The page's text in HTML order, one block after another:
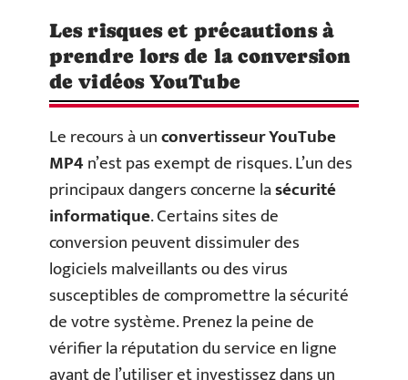
Les risques et précautions à
prendre lors de la conversion
de vidéos YouTube
Le recours à unconvertisseur YouTube
MP4n’est pas exempt de risques. L’un des
principaux dangers concerne lasécurité
informatique. Certains sites de
conversion peuvent dissimuler des
logiciels malveillants ou des virus
susceptibles de compromettre la sécurité
de votre système. Prenez la peine de
vérifier la réputation du service en ligne